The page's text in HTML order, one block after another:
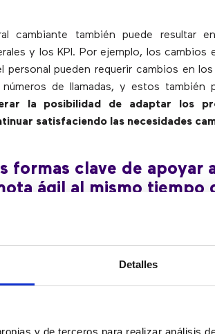
Detalles
y de terceros para realizar análisis
cambiante también puede resultar
y los KPI. Por ejemplo, los cambios
personal pueden requerir cambios en
de llamadas, y estos también
la posibilidad de adaptar los
satisfaciendo las necesidades
formas clave de apoyar
ágil al mismo tiempo
cambiar día a día, o incluso cada hora,
a tomar medidas con la mayor